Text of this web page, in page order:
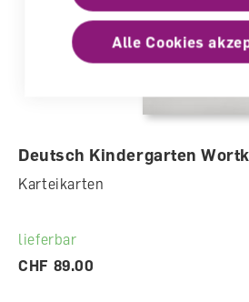
Deutsch Kindergarten
Karteikarten
lieferbar
CHF 89.00
Alle Cookies